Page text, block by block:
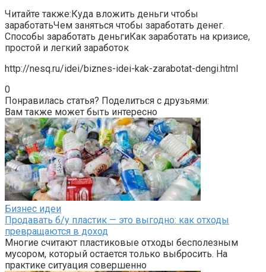
Читайте также:Куда вложить деньги чтобы
заработатьЧем заняться чтобы заработать денег.
Способы заработать деньгиКак заработать на кризисе,
простой и легкий заработок
http://nesq.ru/idei/biznes-idei-kak-zarabotat-dengi.html
0
Понравилась статья? Поделиться с друзьями:
Вам также может быть интересно
Бизнес идеи
Продавать б/у пластик — это выгодно: как отходы
превращаются в доход
Многие считают пластиковые отходы бесполезным
мусором, который остается только выбросить. На
практике ситуация совершенно